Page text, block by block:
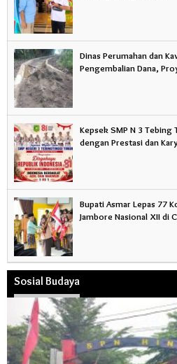
Dinas Perumahan dan
Pengembalian Dana,
Kepsek SMP N 3
dengan Prestasi dan
Bupati Asmar Lepas 77
Jambore Nasional XII di
Sosial Budaya